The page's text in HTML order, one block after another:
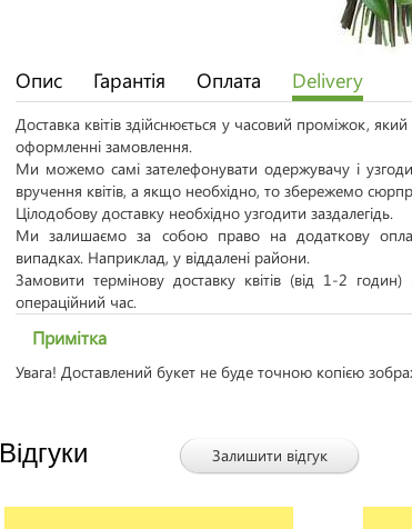
Опис Гарантія Оплата Delivery
Доставка квітів здійснюється у часовий проміжок,
оформленні замовлення.
Ми можемо самі зателефонувати одержувачу і
вручення квітів, а якщо необхідно, то збережемо
Цілодобову доставку необхідно узгодити заздалегідь.
Ми залишаємо за собою право на додаткову
випадках. Наприклад, у віддалені райони.
Замовити термінову доставку квітів (від 1-2
операційний час.
Примітка
Увага! Доставлений букет не буде точною копією
Відгуки Залишити відгук